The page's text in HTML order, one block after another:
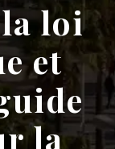
la loi
et
la